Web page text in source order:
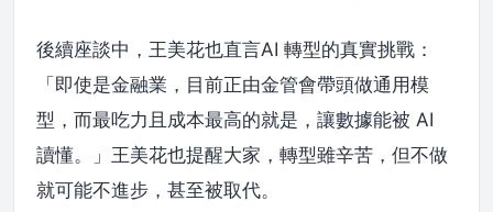
後續座談中，王美花也直言AI 轉型的真實挑戰：
「即使是金融業，目前正由金管會帶頭做通用模
型，而最吃力且成本最高的就是，讓數據能被 AI
讀懂。」王美花也提醒大家，轉型雖辛苦，但不做
就可能不進步，甚至被取代。